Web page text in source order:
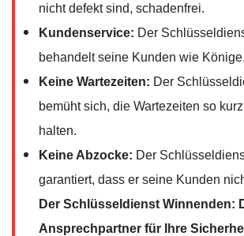
nicht defekt sind, schadenfrei.
Kundenservice: Der
behandelt seine Kunden wie Könige.
Keine Wartezeiten: Der
bemüht sich, die Wartezeiten so
halten.
Keine Abzocke: Der
garantiert, dass er seine Kunden
Der Schlüsseldienst Winnenden:
Ansprechpartner für Ihre